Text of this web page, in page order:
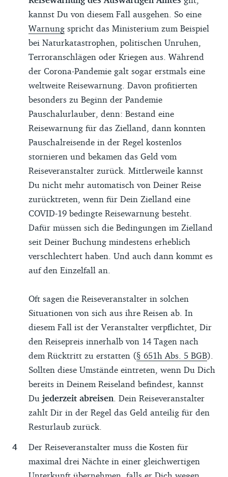
kannst Du von diesem Fall ausgehen. So eine
Warnung spricht das Ministerium zum Beispiel
bei Naturkatastrophen, politischen Unruhen,
Terroranschlägen oder Kriegen aus. Während
der Corona-Pandemie galt sogar erstmals eine
weltweite Reisewarnung. Davon profitierten
besonders zu Beginn der Pandemie
Pauschalurlauber, denn: Bestand eine
Reisewarnung für das Zielland, dann konnten
Pauschalreisende in der Regel kostenlos
stornieren und bekamen das Geld vom
Reiseveranstalter zurück. Mittlerweile kannst
Du nicht mehr automatisch von Deiner Reise
zurücktreten, wenn für Dein Zielland eine
COVID-19 bedingte Reisewarnung besteht.
Dafür müssen sich die Bedingungen im Zielland
seit Deiner Buchung mindestens erheblich
verschlechtert haben. Und auch dann kommt es
auf den Einzelfall an.
Oft sagen die Reiseveranstalter in solchen
Situationen von sich aus ihre Reisen ab. In
diesem Fall ist der Veranstalter verpflichtet, Dir
den Reisepreis innerhalb von 14 Tagen nach
dem Rücktritt zu erstatten (§ 651h Abs. 5 BGB).
Sollten diese Umstände eintreten, wenn Du Dich
bereits in Deinem Reiseland befindest, kannst
Du jederzeit abreisen . Dein Reiseveranstalter
zahlt Dir in der Regel das Geld anteilig für den
Resturlaub zurück.
Der Reiseveranstalter muss die Kosten für
maximal drei Nächte in einer gleichwertigen